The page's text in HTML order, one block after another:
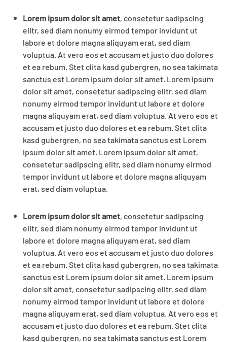
Lorem ipsum dolor sit amet, consetetur sadipscing
elitr, sed diam nonumy eirmod tempor invidunt ut
labore et dolore magna aliquyam erat, sed diam
voluptua. At vero eos et accusam et justo duo dolores
et ea rebum. Stet clita kasd gubergren, no sea takimata
sanctus est Lorem ipsum dolor sit amet. Lorem ipsum
dolor sit amet, consetetur sadipscing elitr, sed diam
nonumy eirmod tempor invidunt ut labore et dolore
magna aliquyam erat, sed diam voluptua. At vero eos et
accusam et justo duo dolores et ea rebum. Stet clita
kasd gubergren, no sea takimata sanctus est Lorem
ipsum dolor sit amet. Lorem ipsum dolor sit amet,
consetetur sadipscing elitr, sed diam nonumy eirmod
tempor invidunt ut labore et dolore magna aliquyam
erat, sed diam voluptua.
Lorem ipsum dolor sit amet, consetetur sadipscing
elitr, sed diam nonumy eirmod tempor invidunt ut
labore et dolore magna aliquyam erat, sed diam
voluptua. At vero eos et accusam et justo duo dolores
et ea rebum. Stet clita kasd gubergren, no sea takimata
sanctus est Lorem ipsum dolor sit amet. Lorem ipsum
dolor sit amet, consetetur sadipscing elitr, sed diam
nonumy eirmod tempor invidunt ut labore et dolore
magna aliquyam erat, sed diam voluptua. At vero eos et
accusam et justo duo dolores et ea rebum. Stet clita
kasd gubergren, no sea takimata sanctus est Lorem